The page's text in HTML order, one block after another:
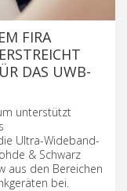
FIRA
DAS UWB-
unterstützt
Ultra-Wideband-
& Schwarz
aus den Bereichen
bei.